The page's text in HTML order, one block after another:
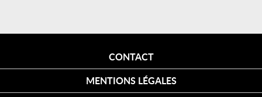
CONTACT
MENTIONS LÉGALES